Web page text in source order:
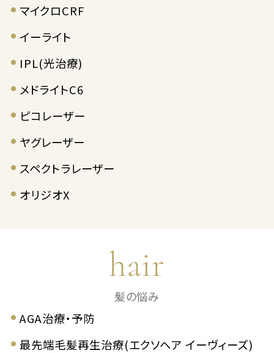
マイクロCRF
イーライト
IPL(光治療)
メドライトC6
ピコレーザー
ヤグレーザー
スペクトラレーザー
オリジオX
hair
髪の悩み
AGA治療・予防
最先端毛髪再生治療(エクソヘア イーヴィーズ)